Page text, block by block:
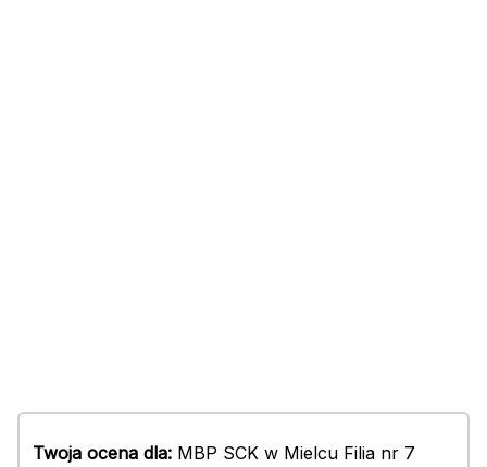
Twoja ocena dla: MBP SCK w Mielcu Filia nr 7